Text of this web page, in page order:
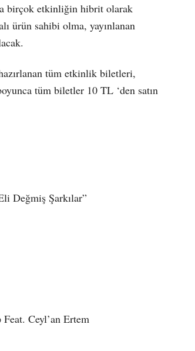
birçok etkinliğin hibrit olarak
ürün sahibi olma, yayınlanan
tüm etkinlik biletleri,
tüm biletler 10 TL ‘den satın
Değmiş Şarkılar”
Ceyl’an Ertem